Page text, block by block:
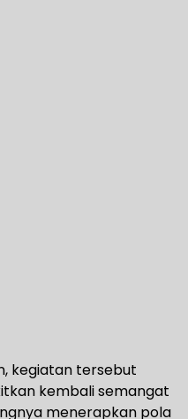
kegiatan tersebut
kembali semangat
menerapkan pola